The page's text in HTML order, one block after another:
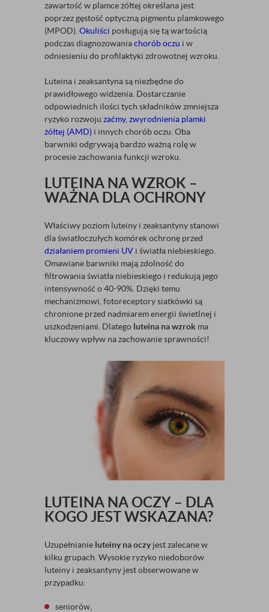
zawartość w plamce żółtej określana jest
poprzez gęstość optyczną pigmentu plamkowego
(MPOD). Okuliści posługują się tą wartością
podczas diagnozowaniachorób oczu i w
odniesieniu do profilaktyki zdrowotnej wzroku.
Luteina i zeaksantyna są niezbędne do
prawidłowego widzenia. Dostarczanie
odpowiednich ilości tych składników zmniejsza
ryzyko rozwoju zaćmy, zwyrodnienia plamki
żółtej (AMD) i innych chorób oczu. Oba
barwniki odgrywają bardzo ważną rolę w
procesie zachowania funkcji wzroku.
LUTEINA NA WZROK –
WAŻNA DLA OCHRONY
Właściwy poziom luteiny i zeaksantyny stanowi
dla światłoczułych komórek ochronę przed
działaniem promieni UV i światła niebieskiego.
Omawiane barwniki mają zdolność do
filtrowania światła niebieskiego i redukują jego
intensywność o 40-90%. Dzięki temu
mechanizmowi, fotoreceptory siatkówki są
chronione przed nadmiarem energii świetlnej i
uszkodzeniami. Dlatego luteina na wzrok ma
kluczowy wpływ na zachowanie sprawności!
LUTEINA NA OCZY – DLA
KOGO JEST WSKAZANA?
Uzupełnianie luteiny na oczy jest zalecane w
kilku grupach. Wysokie ryzyko niedoborów
luteiny i zeaksantyny jest obserwowane w
przypadku:
seniorów,